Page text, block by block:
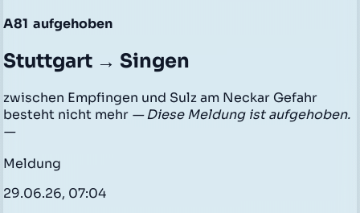
A81 aufgehoben
Stuttgart → Singen
zwischen Empfingen und Sulz am Neckar Gefahr
besteht nicht mehr — Diese Meldung ist aufgehoben.
—
Meldung
29.06.26, 07:04